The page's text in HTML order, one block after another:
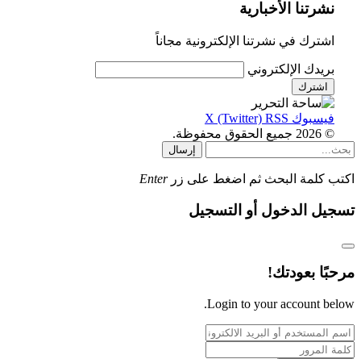
نشرتنا الأخبارية
اشترك في نشرتنا الإلكترونية مجاناً
بريدك الإلكتروني
فيسبوك X (Twitter) RSS
© 2026 جميع الحقوق محفوظة.
إرسال
اكتب كلمة البحث ثم اضغط على زر Enter
تسجيل الدخول أو التسجيل
مرحبًا بعودتك!
Login to your account below.